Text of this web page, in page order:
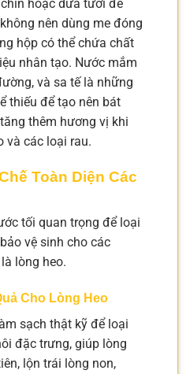
hoặc dứa tươi để
nên dùng me đóng
hộp có thể chứa chất
nhân tạo. Nước mắm
và sa tế là những
thiếu để tạo nên bát
thêm hương vị khi
và các loại rau.
Toàn Diện Các
tối quan trọng để loại
vệ sinh cho các
lòng heo.
Cho Lòng Heo
sạch thật kỹ để loại
đặc trưng, giúp lòng
lộn trái lòng non,